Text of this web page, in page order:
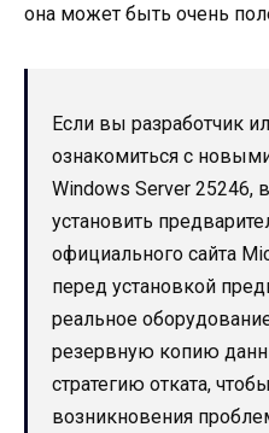
она может быть очень
Если вы разработчик
ознакомиться с
Windows Server 25246,
установить
официального сайта
перед установкой
реальное
резервную копию
стратегию отката,
возникновения